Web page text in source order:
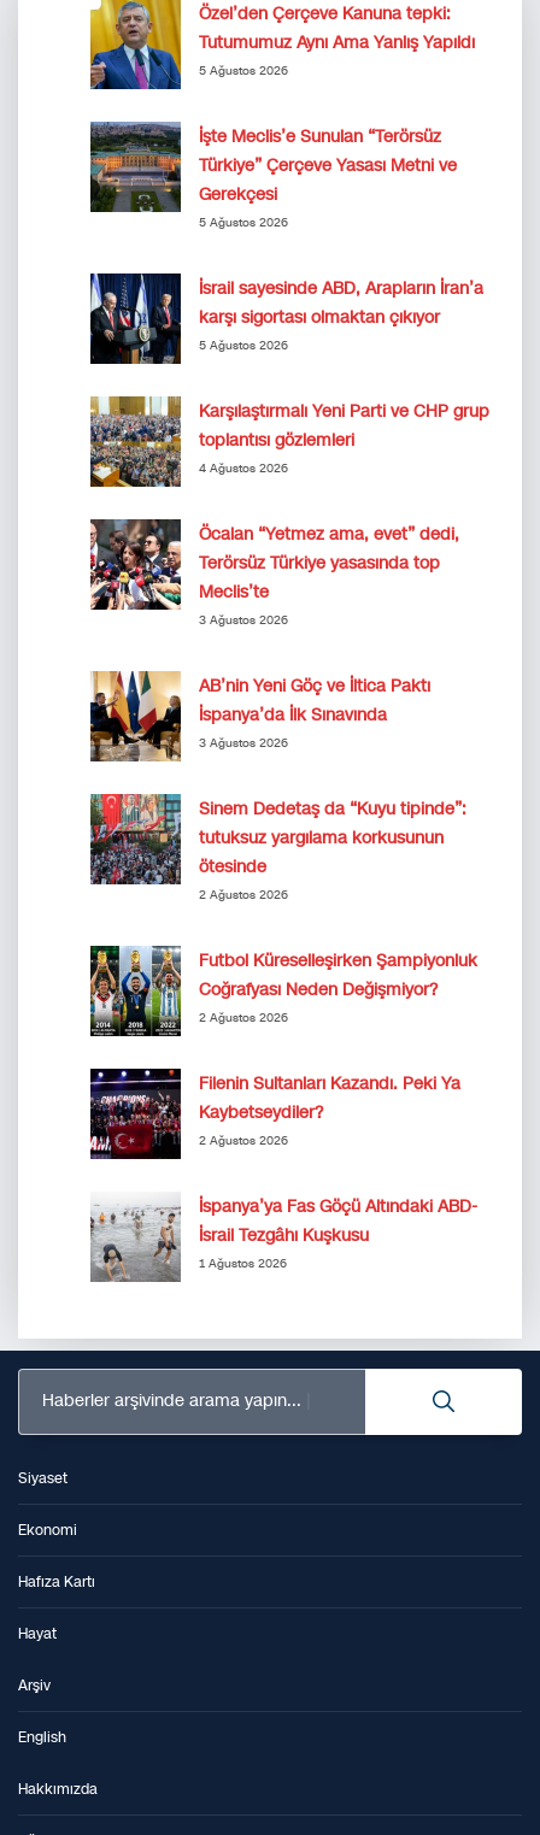
Özel’den Çerçeve Kanuna tepki:
Tutumumuz Aynı Ama Yanlış Yapıldı
5 Ağustos 2026
İşte Meclis’e Sunulan “Terörsüz
Türkiye” Çerçeve Yasası Metni ve
Gerekçesi
5 Ağustos 2026
İsrail sayesinde ABD, Arapların İran’a
karşı sigortası olmaktan çıkıyor
5 Ağustos 2026
Karşılaştırmalı Yeni Parti ve CHP grup
toplantısı gözlemleri
4 Ağustos 2026
Öcalan “Yetmez ama, evet” dedi,
Terörsüz Türkiye yasasında top
Meclis’te
3 Ağustos 2026
AB’nin Yeni Göç ve İltica Paktı
İspanya’da İlk Sınavında
3 Ağustos 2026
Sinem Dedetaş da “Kuyu tipinde”:
tutuksuz yargılama korkusunun
ötesinde
2 Ağustos 2026
Futbol Küreselleşirken Şampiyonluk
Coğrafyası Neden Değişmiyor?
2 Ağustos 2026
Filenin Sultanları Kazandı. Peki Ya
Kaybetseydiler?
2 Ağustos 2026
İspanya’ya Fas Göçü Altındaki ABD-
İsrail Tezgâhı Kuşkusu
1 Ağustos 2026
Haberler arşivinde arama yapın...
Siyaset
Ekonomi
Hafıza Kartı
Hayat
Arşiv
English
Hakkımızda